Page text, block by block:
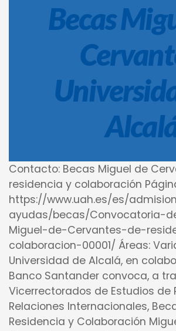
Becas
Contacto: Becas Miguel de
residencia y colaboración
https://www.uah.es/es/
ayudas/becas/Convocatoria-
Miguel-de-Cervantes-de-
colaboracion-00001/ Áreas:
Universidad de Alcalá, en
Banco Santander convoca, a
Vicerrectorados de Estudios de
Relaciones Internacionales,
Residencia y Colaboración